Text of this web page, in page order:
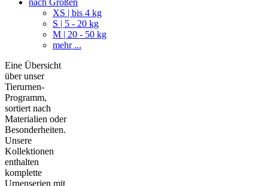
nach Größen
XS | bis 4 kg
S | 5 - 20 kg
M | 20 - 50 kg
mehr ...
Eine Übersicht
über unser
Tierurnen-
Programm,
sortiert nach
Materialien oder
Besonderheiten.
Unsere
Kollektionen
enthalten
komplette
Urnenserien mit